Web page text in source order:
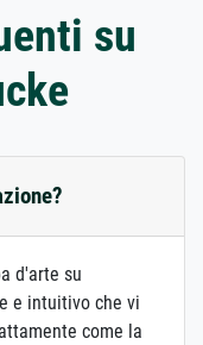
su
d'arte su
e intuitivo che vi
come la